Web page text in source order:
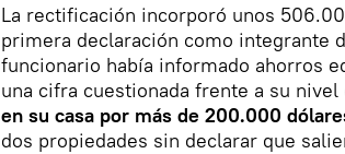
La rectificación incorporó unos
primera declaración como integrante
funcionario había informado ahorros
una cifra cuestionada frente a su
en su casa por más de 200.000
dos propiedades sin declarar que